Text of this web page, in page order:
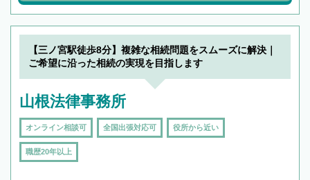
【三ノ宮駅徒歩8分】複雑な相続問題をスムーズに解決｜
ご希望に沿った相続の実現を目指します
山根法律事務所
オンライン相談可 全国出張対応可 役所から近い
職歴20年以上